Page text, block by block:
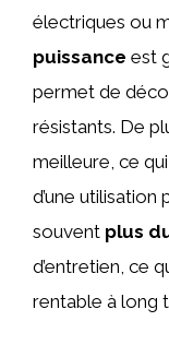
électriques ou
puissance est
permet de
résistants. De
meilleure, ce
d’une
souvent plus
d’entretien, ce
rentable à long